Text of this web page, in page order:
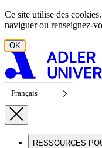
Aller au contenu
Ce site utilise des
naviguer ou renseignez-
OK
Français
RESSOURCES